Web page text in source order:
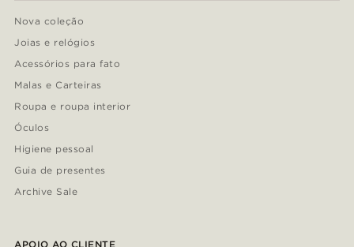
Nova coleção
Joias e relógios
Acessórios para fato
Malas e Carteiras
Roupa e roupa interior
Óculos
Higiene pessoal
Guia de presentes
Archive Sale
APOIO AO CLIENTE